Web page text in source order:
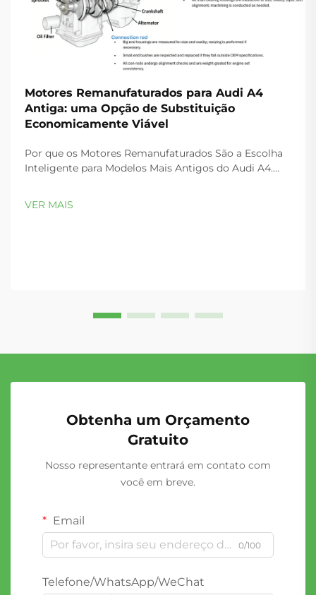
Motores Remanufaturados para Audi A4
Antiga: uma Opção de Substituição
Economicamente Viável
Por que os Motores Remanufaturados São a Escolha
Inteligente para Modelos Mais Antigos do Audi A4.
A4 de 2002–2008 são propensos a falhas previsíveis e
VER MAIS
Obtenha um Orçamento
Gratuito
Nosso representante entrará em contato com
você em breve.
Email
0/100
Telefone/WhatsApp/WeChat